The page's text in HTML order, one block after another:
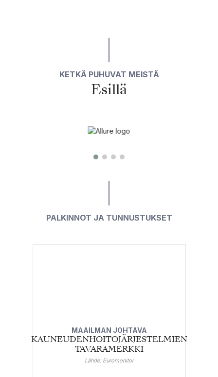
KETKÄ PUHUVAT MEISTÄ
Esillä
PALKINNOT JA TUNNUSTUKSET
MAAILMAN JOHTAVA
KAUNEUDENHOITOJÄRJESTELMIEN
TAVARAMERKKI
Lähde: Euromonitor